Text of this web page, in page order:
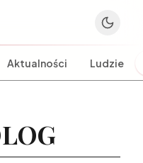
Aktualności Ludzie